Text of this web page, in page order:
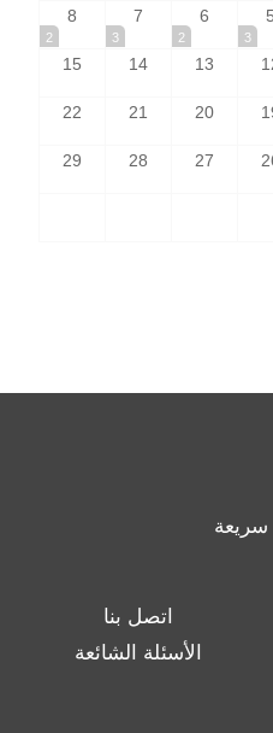
5
3
6
2
7
3
8
2
13
14
15
20
21
22
27
28
29
سريعة
اتصل بنا
الأسئلة الشائعة